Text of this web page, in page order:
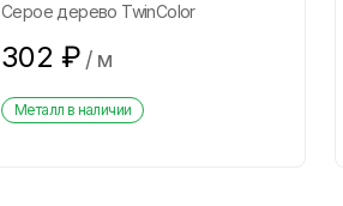
Серое дерево TwinColor
302 ₽ / м
Металл в наличии